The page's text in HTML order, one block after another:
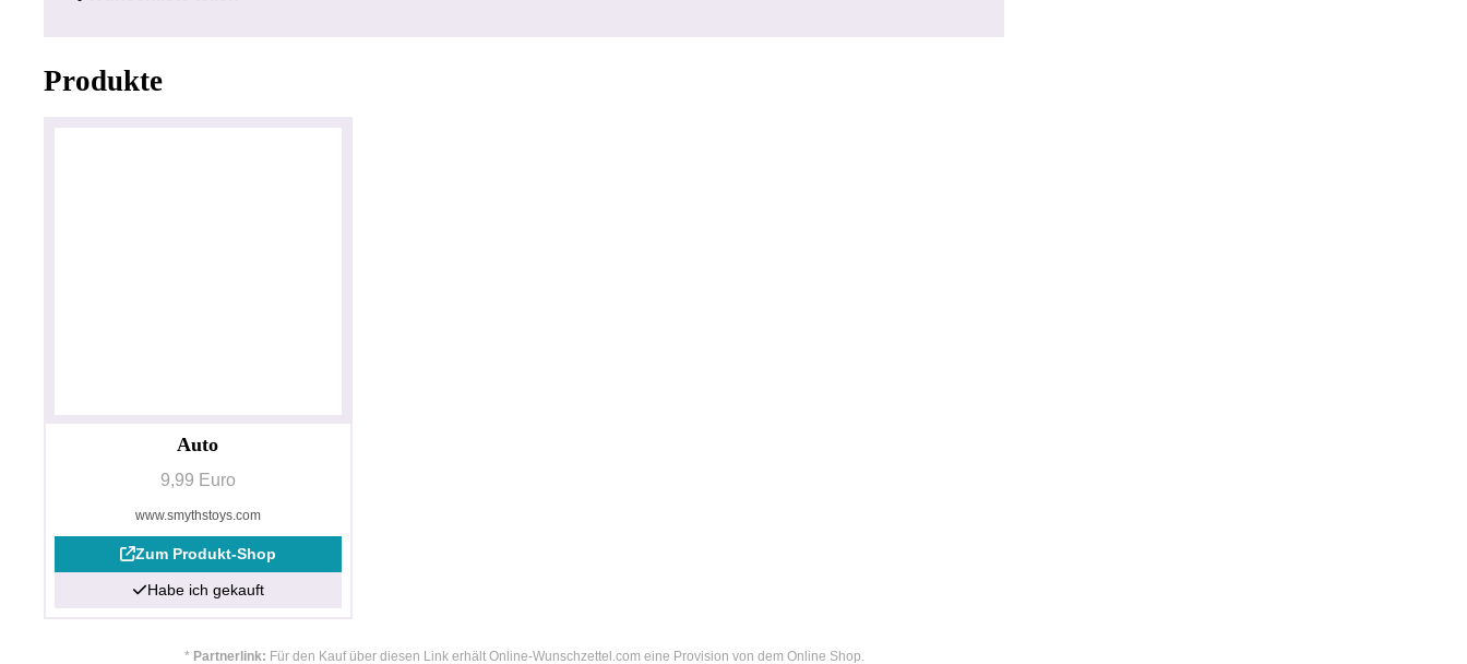
Produkte
Auto
9,99 Euro
www.smythstoys.com
Zum Produkt-Shop
Habe ich gekauft
* Partnerlink: Für den Kauf über diesen Link erhält Online-Wunschzettel.com eine Provision von dem Online Shop.